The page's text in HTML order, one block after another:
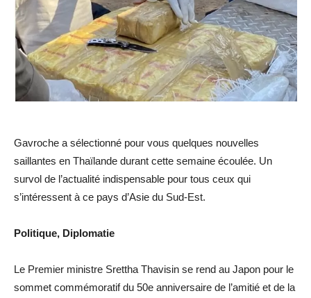
Gavroche a sélectionné pour vous quelques nouvelles
saillantes en Thaïlande durant cette semaine écoulée. Un
survol de l’actualité indispensable pour tous ceux qui
s’intéressent à ce pays d’Asie du Sud-Est.
Politique, Diplomatie
Le Premier ministre Srettha Thavisin se rend au Japon pour le
sommet commémoratif du 50e anniversaire de l’amitié et de la